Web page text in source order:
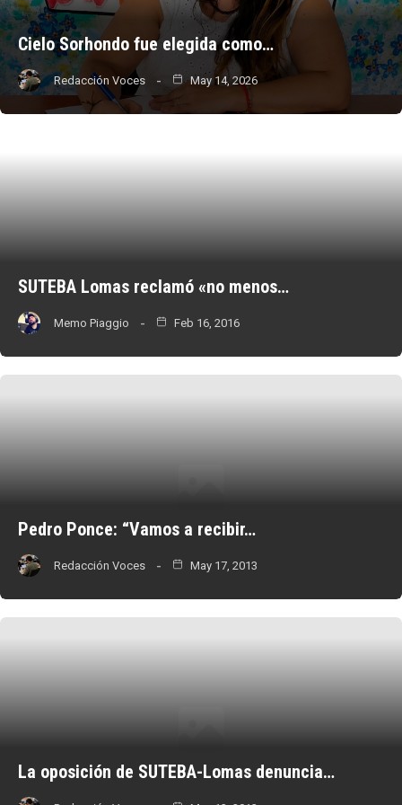
Cielo Sorhondo fue elegida como…
Redacción Voces May 14, 2026
SUTEBA Lomas reclamó «no menos…
Memo Piaggio Feb 16, 2016
Pedro Ponce: “Vamos a recibir…
Redacción Voces May 17, 2013
La oposición de SUTEBA-Lomas denuncia…